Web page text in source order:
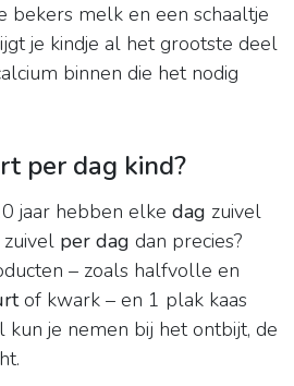
bekers melk en een schaaltje
je kindje al het grootste deel
binnen die het nodig
per dag kind?
jaar hebben elke dag zuivel
zuivel per dag dan precies?
– zoals halfvolle en
of kwark – en 1 plak kaas
kun je nemen bij het ontbijt, de